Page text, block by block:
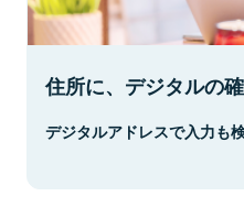
住所に、デジタルの確
デジタルアドレスで入力も